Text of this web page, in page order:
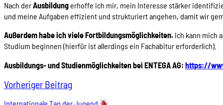
Nach derAusbildung erhoffe ich mir, mein Interesse stärker
und meine Aufgaben effizient und strukturiert angehen, damit wir
Außerdem habe ich viele Fortbildungsmöglichkeiten. Ich kann mich
Studium beginnen (hierfür ist allerdings ein Fachabitur erforderlich).
Ausbildungs- und Studienmöglichkeiten bei ENTEGA AG: https://
Vorheriger Beitrag